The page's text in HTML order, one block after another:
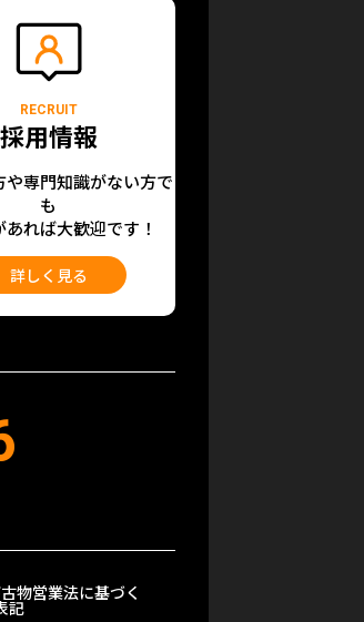
RECRUIT
採用情報
や専門知識がない方で
も
あれば大歓迎です！
詳しく見る
物営業法に基づく
記